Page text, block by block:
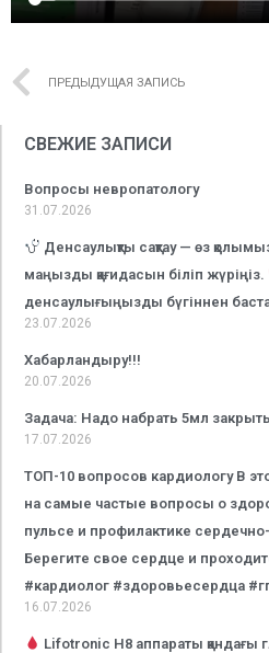
ПРЕДЫДУЩАЯ ЗАПИСЬ
СВЕЖИЕ ЗАПИСИ
Вопросы невропатологу
31.07.2026
Денсаулықты сақтау — өз
маңызды қағидасын біліп жүріңіз.
денсаулығыңызды бүгіннен
23.07.2026
Хабарландыру!!!
20.07.2026
Задача: Надо набрать 5мл
17.07.2026
ТОП-10 вопросов кардиологу В
на самые частые вопросы о
пульсе и профилактике
Берегите свое сердце и
#кардиолог #здоровьесердца
16.07.2026
Lifotronic H8 аппараты қандағы